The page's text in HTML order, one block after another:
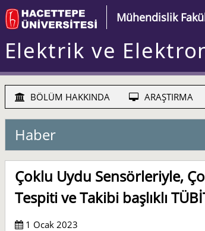
Mühendislik
Elektrik ve
BÖLÜM HAKKINDA ARAŞTIRMA
Haber
Çoklu Uydu Sensörleriyle,
Tespiti ve Takibi başlıklı
1 Ocak 2023